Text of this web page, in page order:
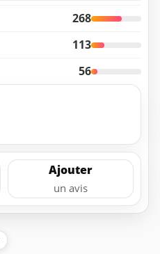
268
113
56
Ajouter
un avis